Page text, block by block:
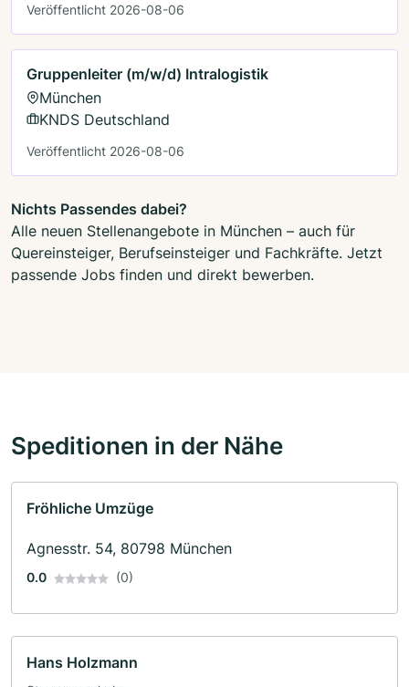
Veröffentlicht 2026-08-06
Gruppenleiter (m/w/d) Intralogistik
München
KNDS Deutschland
Veröffentlicht 2026-08-06
Nichts Passendes dabei?
Alle neuen Stellenangebote in München – auch für
Quereinsteiger, Berufseinsteiger und Fachkräfte. Jetzt
passende Jobs finden und direkt bewerben.
Speditionen in der Nähe
Fröhliche Umzüge
Agnesstr. 54, 80798 München
0.0 (0)
Hans Holzmann